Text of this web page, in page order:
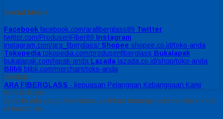
Social Media
Facebook facebook.com/arafiberglass89 Twitter
twitter.com/ProdusenFiber89 Instagram
instagram.com/ara_fiberglass/ Shopee shopee.co.id/toko-anda
Tokopedia tokopedia.com/produsenfiberglass Bukalapak
bukalapak.com/lapak-anda Lazada lazada.co.id/shop/toko-anda
Blibli blibli.com/merchant/toko-anda
Sidebar
ARA FIBERGLASS - kepuasan Pelanggan Kebanggaan Kami
Kontak Kami
Apabila ada yang ditanyakan, silahkan hubungi kami melalui kontak
di bawah ini.